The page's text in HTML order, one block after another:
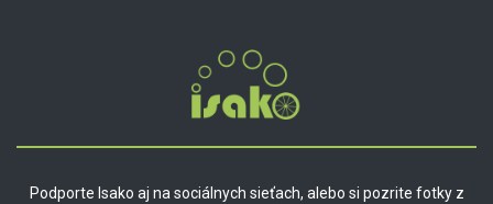
Podporte Isako aj na sociálnych sieťach, alebo si pozrite fotky z